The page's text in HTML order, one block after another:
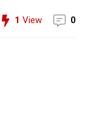
1 View 0